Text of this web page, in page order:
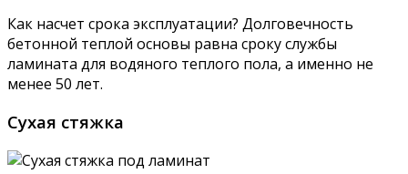
Как насчет срока эксплуатации? Долговечность
бетонной теплой основы равна сроку службы
ламината для водяного теплого пола, а именно не
менее 50 лет.
Сухая стяжка